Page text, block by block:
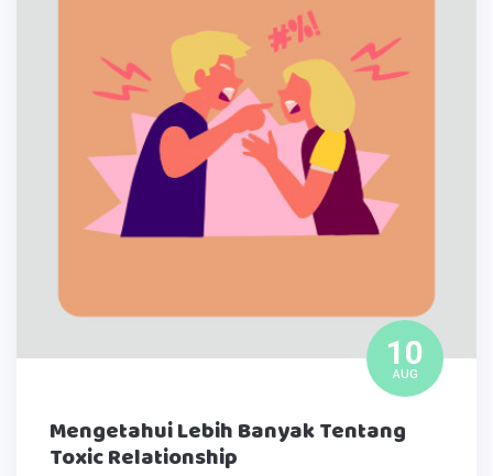
10
AUG
Mengetahui Lebih Banyak Tentang
Toxic Relationship